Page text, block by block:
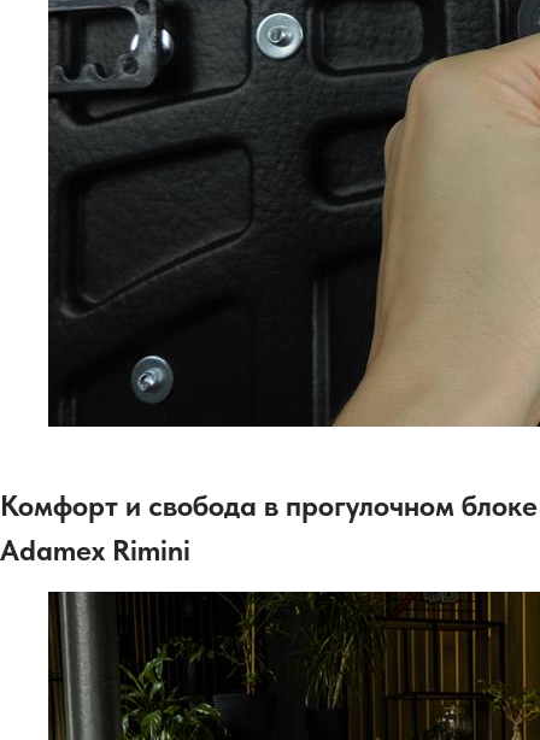
Комфорт и свобода в прогулочном блоке
Adamex Rimini